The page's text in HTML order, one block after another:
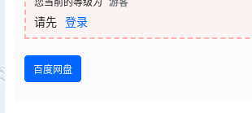
请先 登录
百度网盘